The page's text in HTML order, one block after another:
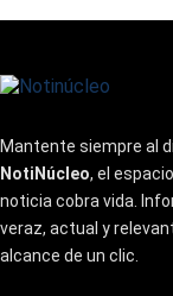
Mantente siempre al
NotiNúcleo, el
noticia cobra vida.
veraz, actual y
alcance de un clic.